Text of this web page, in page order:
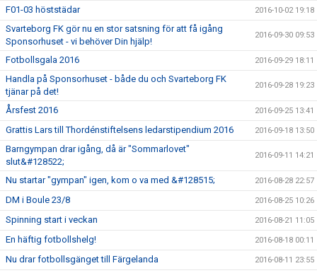
F01-03 höststädar 2016-10-02 19:18
Svarteborg FK gör nu en stor satsning för att få igång
Sponsorhuset - vi behöver Din hjälp!
2016-09-30 09:53
Fotbollsgala 2016 2016-09-29 18:11
Handla på Sponsorhuset - både du och Svarteborg FK
tjänar på det!
2016-09-28 19:23
Årsfest 2016 2016-09-25 13:41
Grattis Lars till Thordénstiftelsens ledarstipendium 2016 2016-09-18 13:50
Barngympan drar igång, då är "Sommarlovet"
slut&#128522;
2016-09-11 14:21
Nu startar "gympan" igen, kom o va med &#128515; 2016-08-28 22:57
DM i Boule 23/8 2016-08-25 10:26
Spinning start i veckan 2016-08-21 11:05
En häftig fotbollshelg! 2016-08-18 00:11
Nu drar fotbollsgänget till Färgelanda 2016-08-11 23:55